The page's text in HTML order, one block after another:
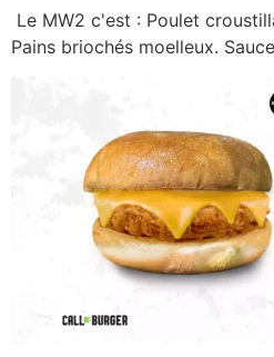
Le MW2 c'est : Poulet
Pains briochés moelleux.